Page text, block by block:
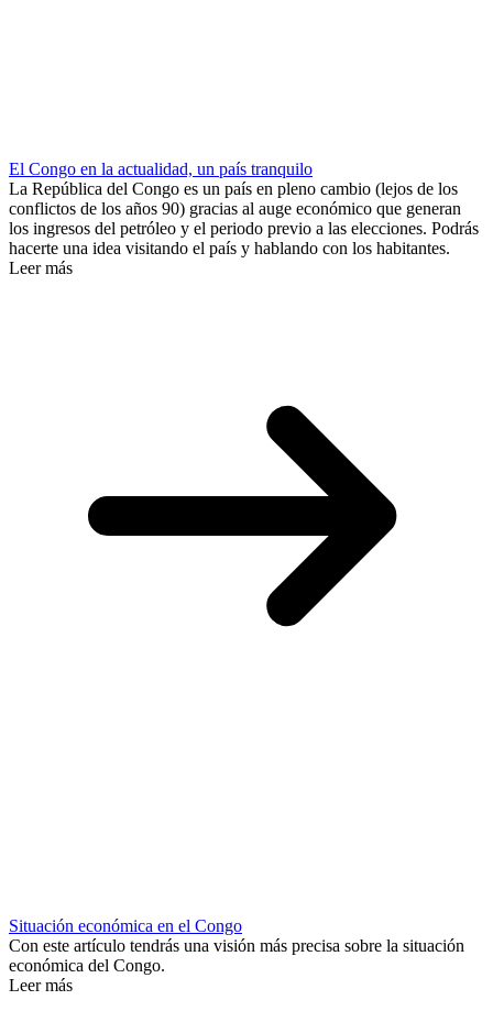
El Congo en la actualidad, un país tranquilo
La República del Congo es un país en pleno cambio (lejos de los
conflictos de los años 90) gracias al auge económico que generan
los ingresos del petróleo y el periodo previo a las elecciones. Podrás
hacerte una idea visitando el país y hablando con los habitantes.
Leer más
Situación económica en el Congo
Con este artículo tendrás una visión más precisa sobre la situación
económica del Congo.
Leer más